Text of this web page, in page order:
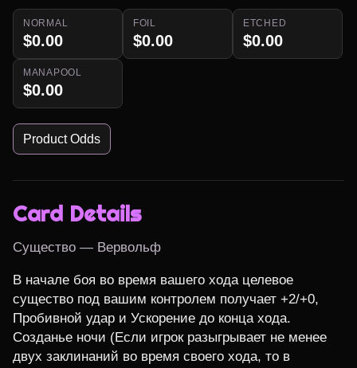
NORMAL
$0.00
FOIL
$0.00
ETCHED
$0.00
MANAPOOL
$0.00
Product Odds
Card Details
Существо — Вервольф
В начале боя во время вашего хода целевое
существо под вашим контролем получает +2/+0,
Пробивной удар и Ускорение до конца хода.
Созданье ночи (Если игрок разыгрывает не менее
двух заклинаний во время своего хода, то в